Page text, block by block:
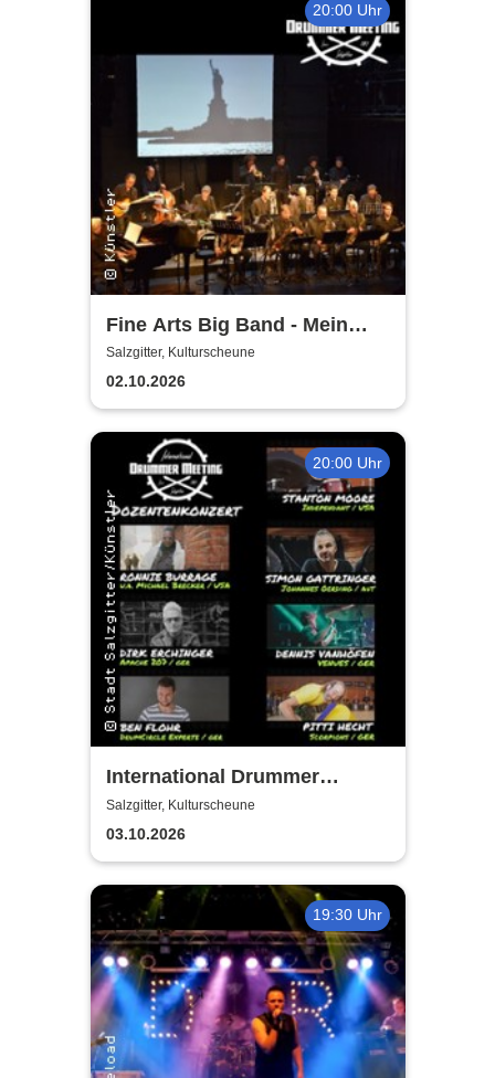
20:00 Uhr
Fine Arts Big Band - Mein
amerikanischer Traum - True
Stories
Salzgitter, Kulturscheune
02.10.2026
20:00 Uhr
International Drummer
Meeting Konzert |
Kulturscheune
Salzgitter, Kulturscheune
03.10.2026
19:30 Uhr